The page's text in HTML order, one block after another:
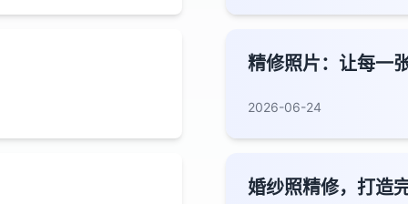
精修照片：让每一
2026-06-24
婚纱照精修，打造